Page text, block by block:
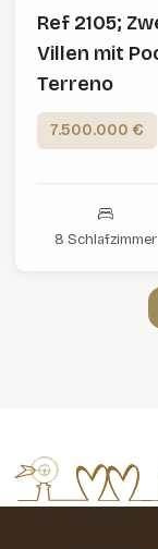
Ref 2105;
Villen mit
Terreno
7.500.000 €
8 Schlafzimmer